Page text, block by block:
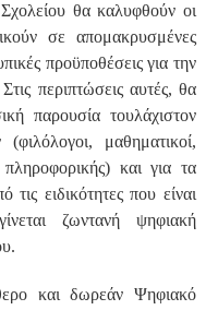
θα καλυφθούν οι
σε απομακρυσμένες
προϋποθέσεις για την
περιπτώσεις αυτές, θα
παρουσία τουλάχιστον
(φιλόλογοι, μαθηματικοί,
και για τα
ειδικότητες που είναι
ζωντανή ψηφιακή
και δωρεάν Ψηφιακό